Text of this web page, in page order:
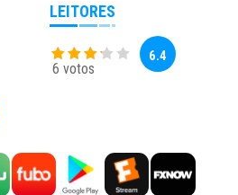
LEITORES
6 votos
6.4